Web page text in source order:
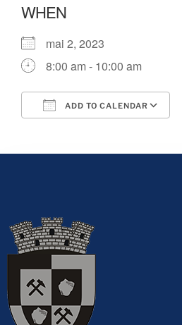
WHEN
mai 2, 2023
8:00 am - 10:00 am
ADD TO CALENDAR